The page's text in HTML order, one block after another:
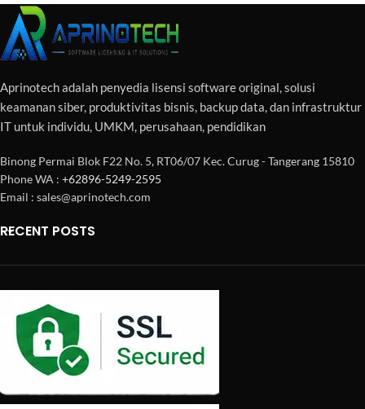
Aprinotech adalah penyedia lisensi software original, solusi
keamanan siber, produktivitas bisnis, backup data, dan infrastruktur
IT untuk individu, UMKM, perusahaan, pendidikan
Binong Permai Blok F22 No. 5, RT06/07 Kec. Curug - Tangerang 15810
Phone WA : +62896-5249-2595
Email : sales@aprinotech.com
RECENT POSTS